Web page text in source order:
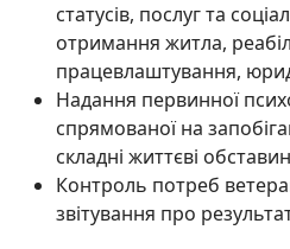
статусів, послуг та
отримання житла,
працевлаштування,
Надання первинної
спрямованої на
складні життєві
Контроль потреб
звітування про